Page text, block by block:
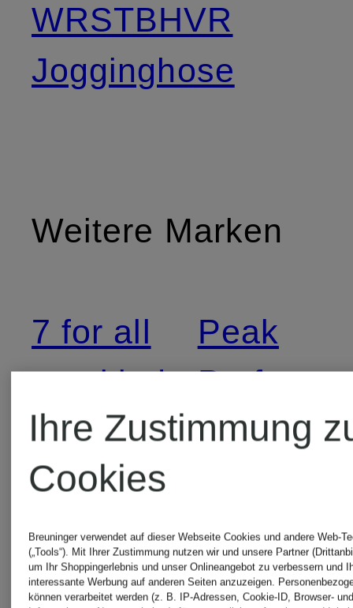
WRSTBHVR
Jogginghose
Weitere Marken
7 for all
mankind
ALBERTO
CALIDA
Peak
REPLAY
Ihre Zustimmung
Cookies
Breuninger verwendet auf dieser Webseite Cookies und andere Web-
(„Tools“). Mit Ihrer Zustimmung nutzen wir und unsere Partner
um Ihr Shoppingerlebnis und unser Onlineangebot zu verbessern und
interessante Werbung auf anderen Seiten anzuzeigen.
können verarbeitet werden (z. B. IP-Adressen, Cookie-ID, Browser-